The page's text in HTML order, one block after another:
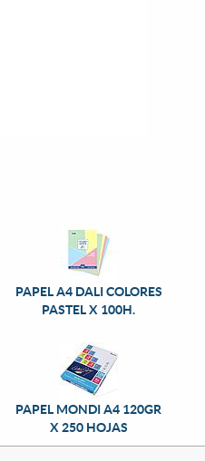
PAPEL A4 DALI COLORES
PASTEL X 100H.
PAPEL MONDI A4 120GR
X 250 HOJAS